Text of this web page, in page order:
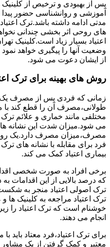
پس از بهبودی و ترخیص از
آموزشی و روانشناسی حضور پیدا
مدتی ادامه داشته باشد.ترک
های روحی اثر بخشی چندانی
اعتیاد بسیار زیاد است.کلینیک
وضعیت آنها را پیگیری خواهد
از ایشان دعوت می شود.
روش های بهینه برای ترک
زمانی که فردی پس از مصرف یک
طولانی،مصرف آن را قطع کند
مختلفی مانند خماری و علائم
می شود.میزان شدت این نشانه
مصرف،میزان مصرف دارد.یک
فرد برای مقابله با نشانه های
بیماری اعتیاد کمک می کند.
برخی افراد به صورت شخصی
که درصد بالایی از این اقدامات
ترک اصولی اعتیاد منجر به
ترک اعتیاد مراجعه به کلینیک ها
خوشنام است که ترک اعتیاد را
انجام می دهند.
برای ترک اعتیاد،فرد معتاد باید
معتبر و کمک گرفتن از یک مشاور